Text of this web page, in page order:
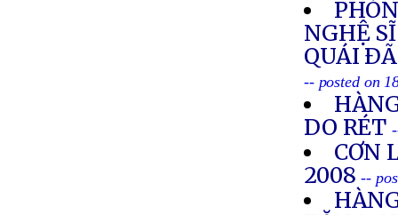
NGHỆ
QUÁI
-- posted on
DO RÉT
CƠN
2008--